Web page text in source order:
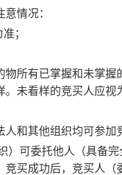
情况：
准 ；
所有已掌握和未掌
未看样的竞买人应
人和其他组织均可参加
）可委托他人（具备
买成功后，竞买人